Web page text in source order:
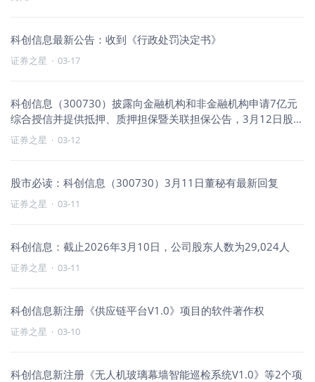
科创信息最新公告：收到《行政处罚决定书》
证券之星 · 03-17
科创信息（300730）披露向金融机构和非金融机构申请7亿元
综合授信并提供抵押、质押担保暨关联担保公告，3月12日股价
下跌1.06%
证券之星 · 03-12
股市必读：科创信息（300730）3月11日董秘有最新回复
证券之星 · 03-11
科创信息：截止2026年3月10日，公司股东人数为29,024人
证券之星 · 03-11
科创信息新注册《供应链平台V1.0》项目的软件著作权
证券之星 · 03-10
科创信息新注册《无人机玻璃幕墙智能巡检系统V1.0》等2个项